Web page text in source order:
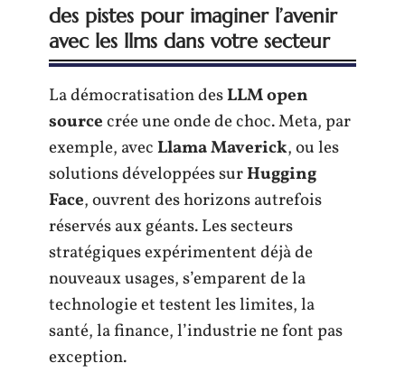
des pistes pour imaginer l’avenir
avec les llms dans votre secteur
La démocratisation desLLM open
sourcecrée une onde de choc. Meta, par
exemple, avecLlama Maverick, ou les
solutions développées surHugging
Face, ouvrent des horizons autrefois
réservés aux géants. Les secteurs
stratégiques expérimentent déjà de
nouveaux usages, s’emparent de la
technologie et testent les limites, la
santé, la finance, l’industrie ne font pas
exception.